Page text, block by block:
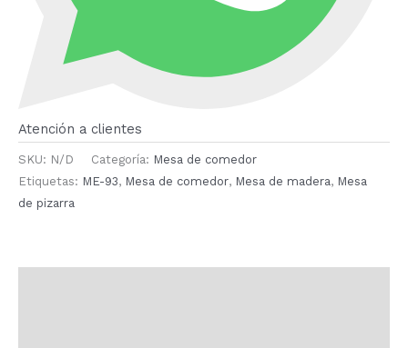
Atención a clientes
SKU: N/D Categoría: Mesa de comedor
Etiquetas: ME-93, Mesa de comedor, Mesa de madera, Mesa
de pizarra